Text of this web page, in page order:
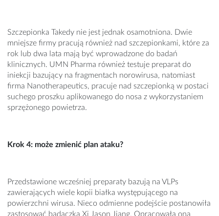
Szczepionka Takedy nie jest jednak osamotniona. Dwie
mniejsze firmy pracują również nad szczepionkami, które za
rok lub dwa lata mają być wprowadzone do badań
klinicznych. UMN Pharma również testuje preparat do
iniekcji bazujący na fragmentach norowirusa, natomiast
firma Nanotherapeutics, pracuje nad szczepionką w postaci
suchego proszku aplikowanego do nosa z wykorzystaniem
sprzężonego powietrza.
Krok 4: może zmienić plan ataku?
Przedstawione wcześniej preparaty bazują na VLPs
zawierających wiele kopii białka występującego na
powierzchni wirusa. Nieco odmienne podejście postanowiła
zastosować badaczka Xi Jason Jiang. Opracowała ona